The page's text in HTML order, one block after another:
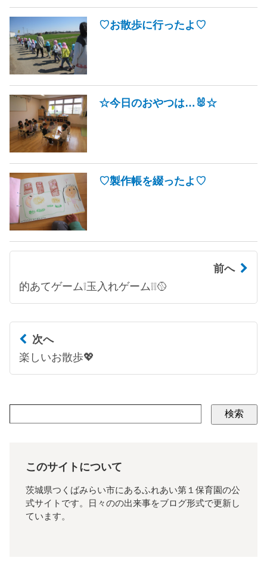
♡お散歩に行ったよ♡
☆今日のおやつは…🐰☆
♡製作帳を綴ったよ♡
前へ
的あてゲーム❕玉入れゲーム❕❕🥎
次へ
楽しいお散歩💖
検索
このサイトについて
茨城県つくばみらい市にあるふれあい第１保育園の公
式サイトです。日々のの出来事をブログ形式で更新し
ています。